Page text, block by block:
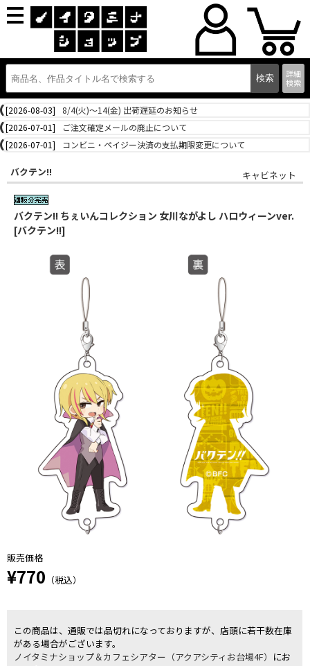
詳細
検索
[2026-08-03]
8/4(火)～14(金) 出荷遅延のお知らせ
[2026-07-01]
ご注文確定メールの廃止について
[2026-07-01]
コンビニ・ペイジー決済の支払期限変更について
バクテン!! キャビネット
バクテン!! ちぇいんコレクション 女川ながよし ハロウィーンver.
[バクテン!!]
販売価格
¥770 （税込）
この商品は、通販では品切れになっておりますが、店頭に若干数在庫
がある場合がございます。
ノイタミナショップ＆カフェシアター（アクアシティお台場4F） にお